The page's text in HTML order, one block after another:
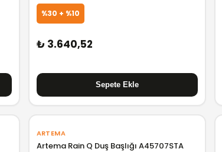
%30 + %10
₺ 3.640,52
ARTEMA
Artema Rain Q Duş Başlığı A45707STA